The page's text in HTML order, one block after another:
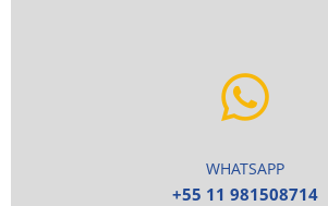
WHATSAPP
+55 11 981508714